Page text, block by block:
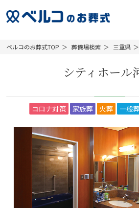
ベルコのお葬式TOP 葬儀場検索 三重県
シティホール
コロナ対策 家族葬 火葬 一般